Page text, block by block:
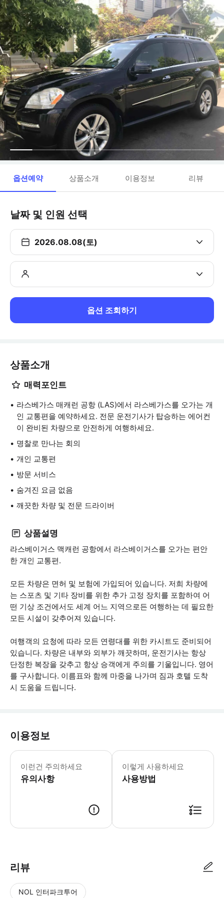
옵션예약 상품소개 이용정보 리뷰
날짜 및 인원 선택
2026.08.08(토)
옵션 조회하기
상품소개
매력포인트
라스베가스 매캐런 공항 (LAS)에서 라스베가스를 오가는 개
인 교통편을 예약하세요. 전문 운전기사가 탑승하는 에어컨
이 완비된 차량으로 안전하게 여행하세요.
명찰로 만나는 회의
개인 교통편
방문 서비스
숨겨진 요금 없음
깨끗한 차량 및 전문 드라이버
상품설명
라스베이거스 맥캐런 공항에서 라스베이거스를 오가는 편안
한 개인 교통편.
모든 차량은 면허 및 보험에 가입되어 있습니다. 저희 차량에
는 스포츠 및 기타 장비를 위한 추가 고정 장치를 포함하여 어
떤 기상 조건에서도 세계 어느 지역으로든 여행하는 데 필요한
모든 시설이 갖추어져 있습니다.
여행객의 요청에 따라 모든 연령대를 위한 카시트도 준비되어
있습니다. 차량은 내부와 외부가 깨끗하며, 운전기사는 항상
단정한 복장을 갖추고 항상 승객에게 주의를 기울입니다. 영어
를 구사합니다. 이름표와 함께 마중을 나가며 짐과 호텔 도착
시 도움을 드립니다.
이용정보
이런건 주의하세요
유의사항
교통편을 예약하시면 즉시 확인을 받
이렇게 사용하세요
사용방법
리뷰
NOL 인터파크투어